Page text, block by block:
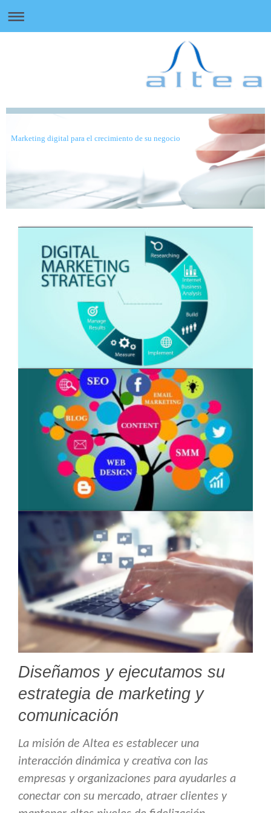
Marketing digital para el crecimiento de su negocio
Diseñamos y ejecutamos su
estrategia de marketing y
comunicación
La misión de Altea es establecer una
interacción dinámica y creativa con las
empresas y organizaciones para ayudarles a
conectar con su mercado, atraer clientes y